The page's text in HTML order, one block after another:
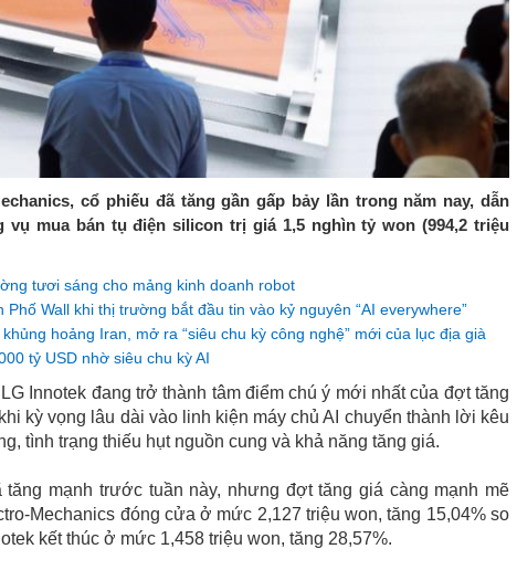
cổ phiếu đã tăng gần gấp bảy lần trong năm nay, dẫn
mua bán tụ điện silicon trị giá 1,5 nghìn tỷ won (994,2 triệu
tươi sáng cho mảng kinh doanh robot
Wall khi thị trường bắt đầu tin vào kỷ nguyên “AI everywhere”
hoảng Iran, mở ra “siêu chu kỳ công nghệ” mới của lục địa già
tỷ USD nhờ siêu chu kỳ AI
Innotek đang trở thành tâm điểm chú ý mới nhất của đợt tăng
kỳ vọng lâu dài vào linh kiện máy chủ AI chuyển thành lời kêu
tình trạng thiếu hụt nguồn cung và khả năng tăng giá.
mạnh trước tuần này, nhưng đợt tăng giá càng mạnh mẽ
Mechanics đóng cửa ở mức 2,127 triệu won, tăng 15,04% so
kết thúc ở mức 1,458 triệu won, tăng 28,57%.